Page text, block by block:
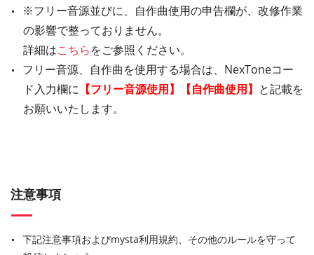
※フリー音源並びに、自作曲使用の申告欄が、改修作業
の影響で整っておりません。
詳細はこちらをご参照ください。
フリー音源、自作曲を使用する場合は、NexToneコー
ド入力欄に 【フリー音源使用】【自作曲使用】 と記載を
お願いいたします。
注意事項
下記注意事項およびmysta利用規約、その他のルールを守って